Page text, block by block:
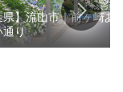
】流山市｜前ヶ崎あ
通り